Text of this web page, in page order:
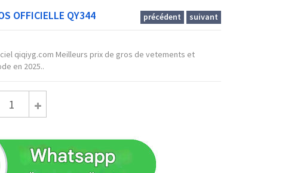
OFFICIELLE QY344 précédent suivant
qiqiyg.com Meilleurs prix de gros de vetements et
en 2025..